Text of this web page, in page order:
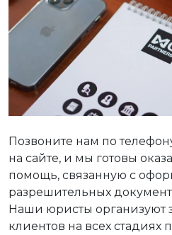
Позвоните нам по
на сайте, и мы готовы
помощь, связанную с
разрешительных
Наши юристы организуют
клиентов на всех стадиях